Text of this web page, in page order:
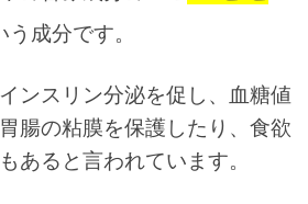
う成分です。
ンスリン分泌を促し、血糖値
腸の粘膜を保護したり、食欲
あると言われています。